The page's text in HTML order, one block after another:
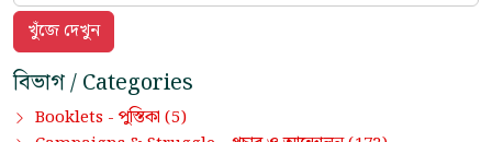
বিভাগ / Categories
Booklets - পুস্তিকা (5)